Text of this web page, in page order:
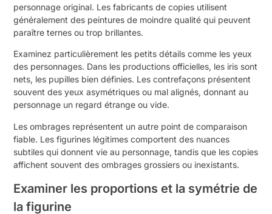
personnage original. Les fabricants de copies utilisent
généralement des peintures de moindre qualité qui peuvent
paraître ternes ou trop brillantes.
Examinez particulièrement les petits détails comme les yeux
des personnages. Dans les productions officielles, les iris sont
nets, les pupilles bien définies. Les contrefaçons présentent
souvent des yeux asymétriques ou mal alignés, donnant au
personnage un regard étrange ou vide.
Les ombrages représentent un autre point de comparaison
fiable. Les figurines légitimes comportent des nuances
subtiles qui donnent vie au personnage, tandis que les copies
affichent souvent des ombrages grossiers ou inexistants.
Examiner les proportions et la symétrie de
la figurine